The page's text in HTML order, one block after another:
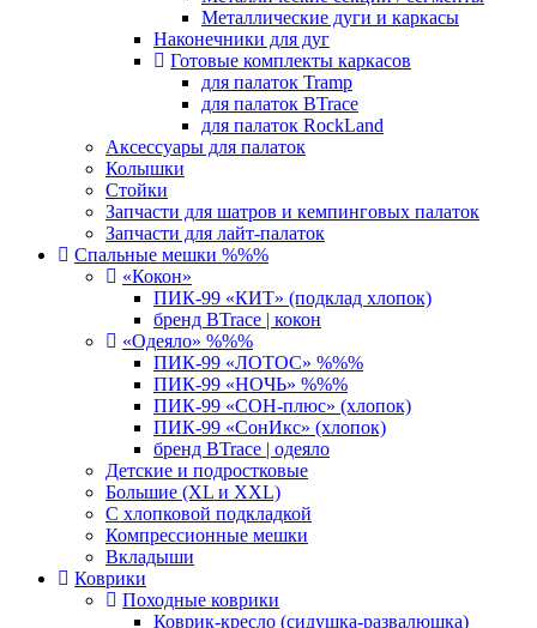
Металлические дуги и каркасы
Наконечники для дуг
Готовые комплекты каркасов
для палаток Tramp
для палаток BTrace
для палаток RockLand
Аксессуары для палаток
Колышки
Стойки
Запчасти для шатров и кемпинговых палаток
Запчасти для лайт-палаток
Спальные мешки %%%
«Кокон»
ПИК-99 «КИТ» (подклад хлопок)
бренд BTrace | кокон
«Одеяло» %%%
ПИК-99 «ЛОТОС» %%%
ПИК-99 «НОЧЬ» %%%
ПИК-99 «СОН-плюс» (хлопок)
ПИК-99 «СонИкс» (хлопок)
бренд BTrace | одеяло
Детские и подростковые
Большие (XL и XXL)
С хлопковой подкладкой
Компрессионные мешки
Вкладыши
Коврики
Походные коврики
Коврик-кресло (сидушка-развалюшка)